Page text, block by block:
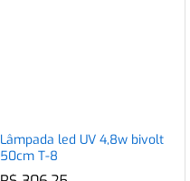
Lâmpada led UV 4,8w bivolt
50cm T-8